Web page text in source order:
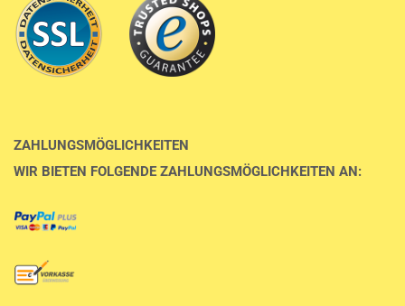
ZAHLUNGSMÖGLICHKEITEN
WIR BIETEN FOLGENDE ZAHLUNGSMÖGLICHKEITEN AN: